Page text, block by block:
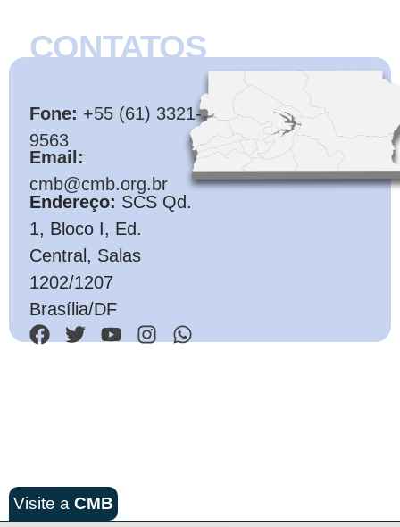
CONTATOS
Fone: +55 (61) 3321-
9563
Email:
cmb@cmb.org.br
Endereço: SCS Qd.
1, Bloco I, Ed.
Central, Salas
1202/1207
Brasília/DF
Visite a CMB